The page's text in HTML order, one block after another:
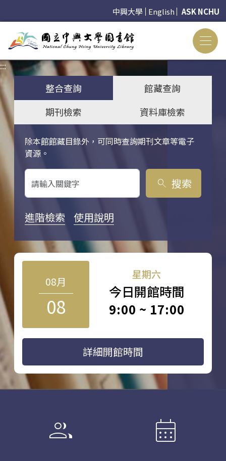
中興大學 English ASK NCHU
:::
整合查詢
館藏查詢
期刊檢索
資料庫檢索
除本館館藏目錄外，可同時查詢期刊文章等電子
資源。
關鍵字搜尋
search 搜索
進階檢索 使用說明
08月
08
星期六
今日開館時間
9:00 ~ 17:00
詳細開館時間
group calendar_month